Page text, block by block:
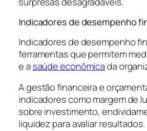
Indicadores de desempenho
Indicadores de desempenho
ferramentas que permitem
e a saúde econômicada
A gestão financeira e
indicadores como margem de
sobre investimento,
liquidez para avaliar resultados.